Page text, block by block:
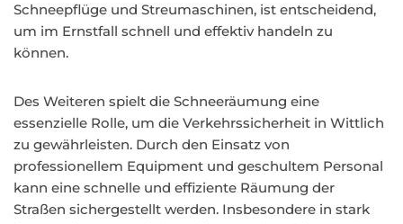
Schneepflüge und Streumaschinen, ist entscheidend,
um im Ernstfall schnell und effektiv handeln zu
können.
Des Weiteren spielt die Schneeräumung eine
essenzielle Rolle, um die Verkehrssicherheit in Wittlich
zu gewährleisten. Durch den Einsatz von
professionellem Equipment und geschultem Personal
kann eine schnelle und effiziente Räumung der
Straßen sichergestellt werden. Insbesondere in stark